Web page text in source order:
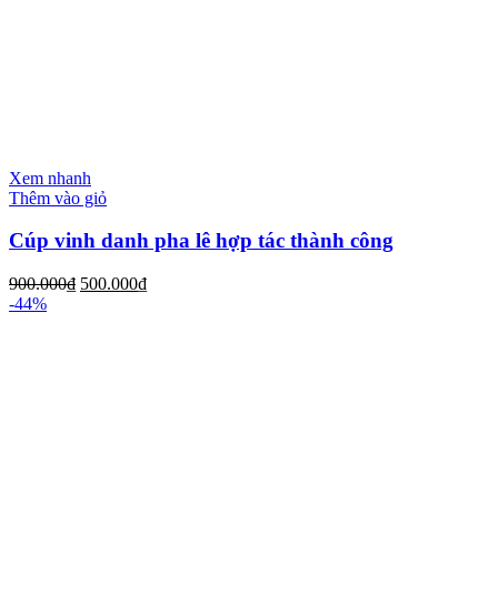
Xem nhanh
Thêm vào giỏ
Cúp vinh danh pha lê hợp tác thành công
900.000₫ 500.000₫
-44%